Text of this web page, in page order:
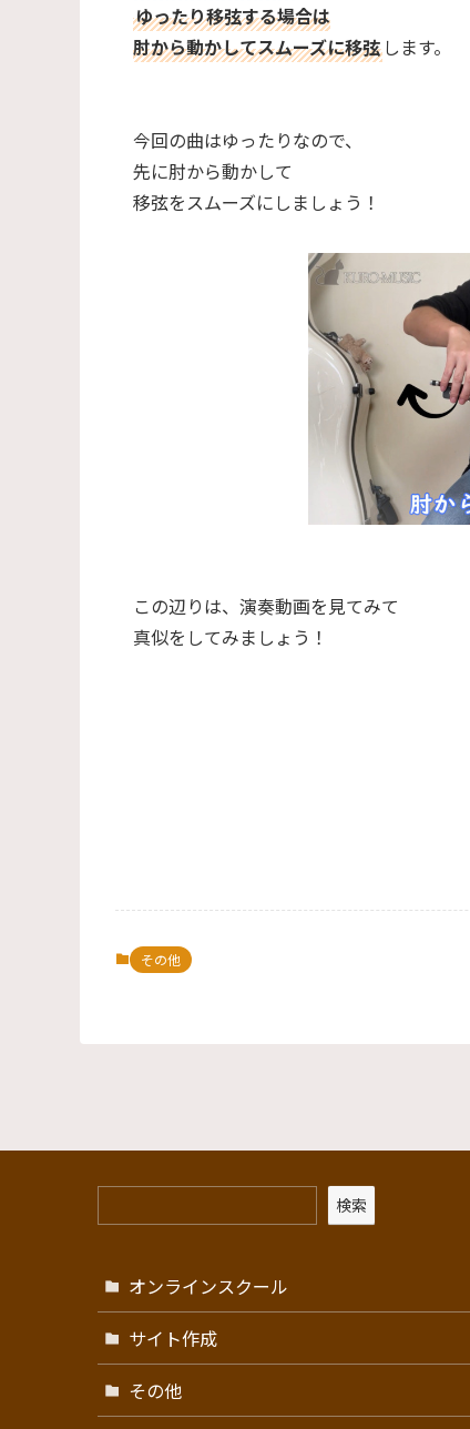
ゆったり移弦する場合は
肘から動かしてスムーズに移弦 します。
今回の曲はゆったりなので、
先に肘から動かして
移弦をスムーズにしましょう！
この辺りは、演奏動画を見てみて
真似をしてみましょう！
その他
検索
オンラインスクール
サイト作成
その他